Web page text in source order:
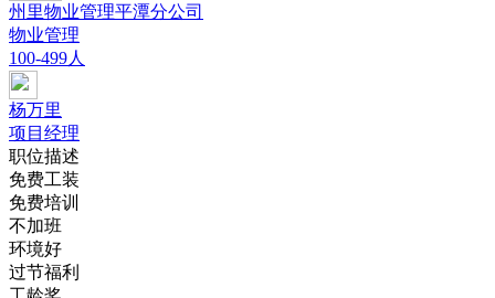
州里物业管理平潭分公司
物业管理
100-499人
杨万里
项目经理
职位描述
免费工装
免费培训
不加班
环境好
过节福利